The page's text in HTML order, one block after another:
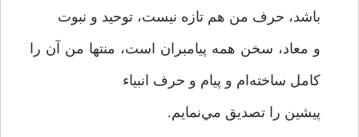
باشد، حرف من هم تازه نيست، توحيد و نبوت
و معاد، سخن همه پيامبران است، منتها من آن را
کامل ساخته‌ام و پيام و حرف انبياء
پيشين را تصديق مي‌نمايم.